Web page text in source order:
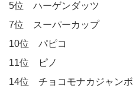
5位 ハーゲンダッツ
7位 スーパーカップ
10位 パピコ
11位 ピノ
14位 チョコモナカジャンボ